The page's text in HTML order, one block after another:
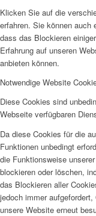
Klicken Sie auf die
erfahren. Sie können auch
dass das Blockieren
Erfahrung auf unseren
anbieten können.
Notwendige Website
Diese Cookies sind
Webseite verfügbaren
Da diese Cookies für die
Funktionen unbedingt
die Funktionsweise
blockieren oder löschen,
das Blockieren aller
jedoch immer
unsere Website erneut